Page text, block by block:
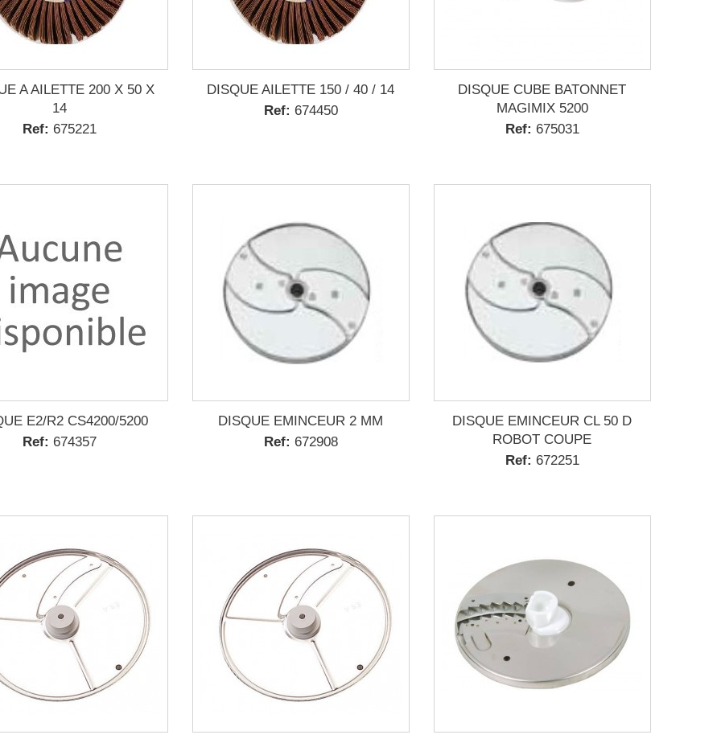
A AILETTE 200 X 50 X
14
Ref: 675221
DISQUE AILETTE 150 / 40 / 14
Ref: 674450
DISQUE CUBE BATONNET
MAGIMIX 5200
Ref: 675031
E2/R2 CS4200/5200
Ref: 674357
DISQUE EMINCEUR 2 MM
Ref: 672908
DISQUE EMINCEUR CL 50 D
ROBOT COUPE
Ref: 672251